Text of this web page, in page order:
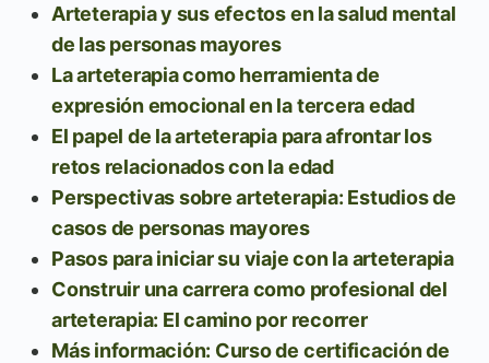
Arteterapia y sus efectos en la salud mental
de las personas mayores
La arteterapia como herramienta de
expresión emocional en la tercera edad
El papel de la arteterapia para afrontar los
retos relacionados con la edad
Perspectivas sobre arteterapia: Estudios de
casos de personas mayores
Pasos para iniciar su viaje con la arteterapia
Construir una carrera como profesional del
arteterapia: El camino por recorrer
Más información: Curso de certificación de